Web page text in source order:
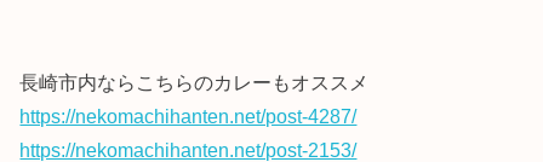
長崎市内ならこちらのカレーもオススメ
https://nekomachihanten.net/post-4287/
https://nekomachihanten.net/post-2153/